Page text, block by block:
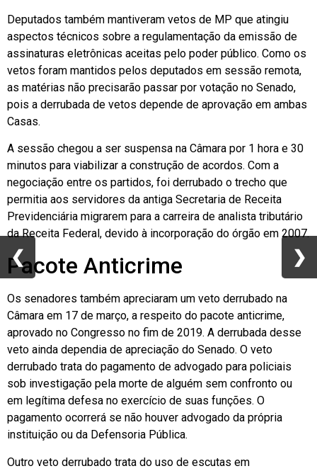
Deputados também mantiveram vetos de MP que atingiu
aspectos técnicos sobre a regulamentação da emissão de
assinaturas eletrônicas aceitas pelo poder público. Como os
vetos foram mantidos pelos deputados em sessão remota,
as matérias não precisarão passar por votação no Senado,
pois a derrubada de vetos depende de aprovação em ambas
Casas.
A sessão chegou a ser suspensa na Câmara por 1 hora e 30
minutos para viabilizar a construção de acordos. Com a
negociação entre os partidos, foi derrubado o trecho que
permitia aos servidores da antiga Secretaria de Receita
Previdenciária migrarem para a carreira de analista tributário
da Receita Federal, devido à incorporação do órgão em 2007.
Pacote Anticrime
Os senadores também apreciaram um veto derrubado na
Câmara em 17 de março, a respeito do pacote anticrime,
aprovado no Congresso no fim de 2019. A derrubada desse
veto ainda dependia de apreciação do Senado. O veto
derrubado trata do pagamento de advogado para policiais
sob investigação pela morte de alguém sem confronto ou
em legítima defesa no exercício de suas funções. O
pagamento ocorrerá se não houver advogado da própria
instituição ou da Defensoria Pública.
Outro veto derrubado trata do uso de escutas em
❮ ❯
❮ ❯